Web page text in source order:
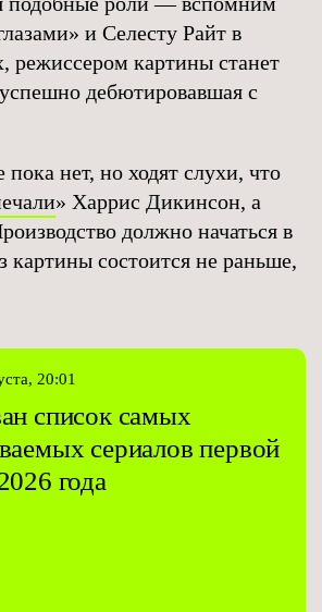
и Селесту Райт в
режиссером картины станет
дебютировавшая с
нет, но ходят слухи, что
» Харрис Дикинсон, а
должно начаться в
картины состоится не раньше,
20:01
список самых
сериалов первой
года